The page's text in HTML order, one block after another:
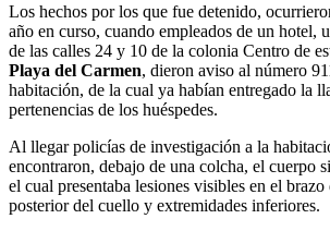
Los hechos por los que fue detenido,
año en curso, cuando empleados de un hotel,
de las calles 24 y 10 de la colonia Centro de
Playa del Carmen, dieron aviso al número
habitación, de la cual ya habían entregado la
pertenencias de los huéspedes.
Al llegar policías de investigación a la
encontraron, debajo de una colcha, el cuerpo
el cual presentaba lesiones visibles en el brazo
posterior del cuello y extremidades inferiores.